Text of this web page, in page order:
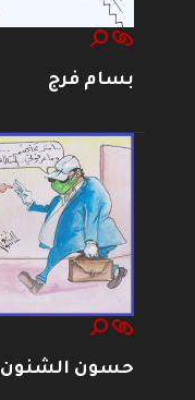
بسام فرج
حسون الشنون